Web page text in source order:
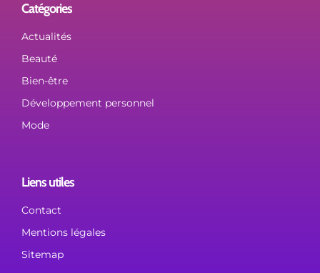
Catégories
Actualités
Beauté
Bien-être
Développement personnel
Mode
Liens utiles
Contact
Mentions légales
Sitemap